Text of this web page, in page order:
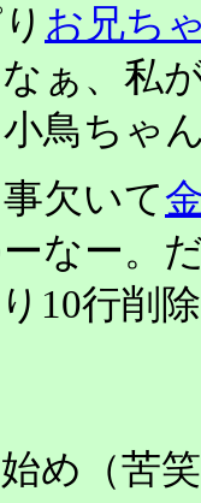
お兄ち
ぁ、私
鳥ちゃ
欠いて
なー。
10行削
め（苦